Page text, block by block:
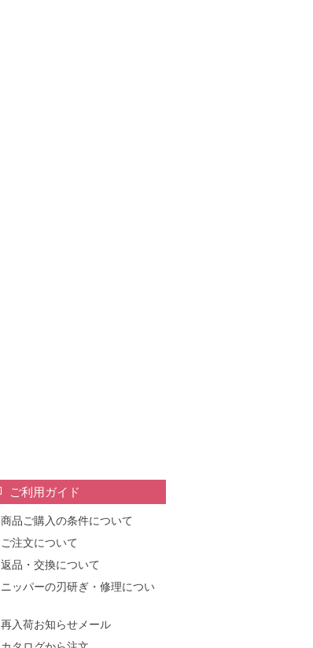
ご利用ガイド
商品ご購入の条件について
ご注文について
返品・交換について
ニッパーの刃研ぎ・修理につい
再入荷お知らせメール